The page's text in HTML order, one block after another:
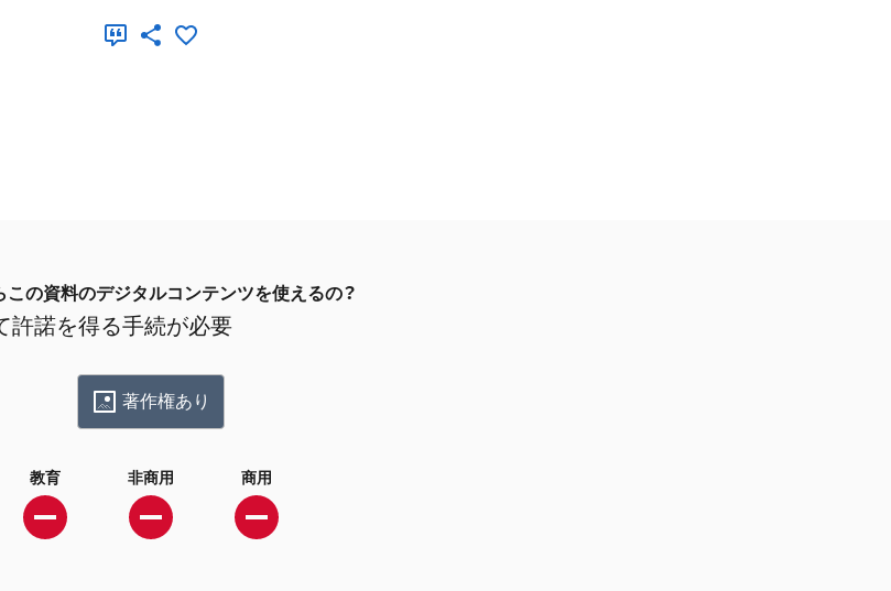
この資料のデジタルコンテンツを使えるの？
許諾を得る手続が必要
著作権あり
教育 非商用 商用